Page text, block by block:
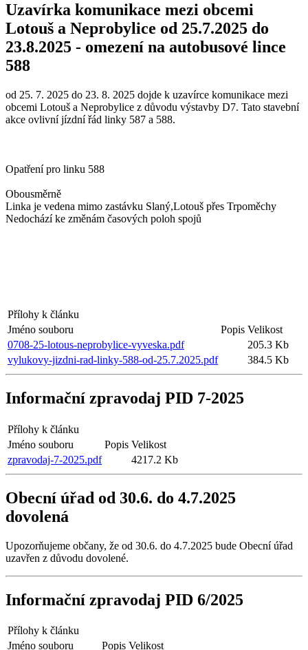
Uzavírka komunikace mezi obcemi
Lotouš a Neprobylice od 25.7.2025 do
23.8.2025 - omezení na autobusové lince
588
od 25. 7. 2025 do 23. 8. 2025 dojde k uzavírce komunikace mezi
obcemi Lotouš a Neprobylice z důvodu výstavby D7. Tato stavební
akce ovlivní jízdní řád linky 587 a 588.
Opatření pro linku 588
Obousměrně
Linka je vedena mimo zastávku Slaný,Lotouš přes Trpoměchy
Nedochází ke změnám časových poloh spojů
Přílohy k článku
Jméno souboru
Popis Velikost
0708-25-lotous-neprobylice-vyveska.pdf
205.3 Kb
vylukovy-jizdni-rad-linky-588-od-25.7.2025.pdf
384.5 Kb
Informační zpravodaj PID 7-2025
Přílohy k článku
Jméno souboru
Popis Velikost
zpravodaj-7-2025.pdf
4217.2 Kb
Obecní úřad od 30.6. do 4.7.2025
dovolená
Upozorňujeme občany, že od 30.6. do 4.7.2025 bude Obecní úřad
uzavřen z důvodu dovolené.
Informační zpravodaj PID 6/2025
Přílohy k článku
Jméno souboru
Popis Velikost